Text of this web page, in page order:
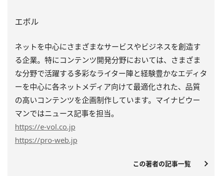
エボル
ネットを中心にさまざまなサービスやビジネスを創造す
る企業。特にコンテンツ開発分野においては、さまざま
な分野で活躍する多彩なライター陣と経験豊かなエディタ
ーを中心に各ネットメディア向けて最適化された、品質
の高いコンテンツを企画制作しています。マイナビウー
マンではニュース記事を担当。
https://e-vol.co.jp
https://pro-web.jp
この著者の記事一覧